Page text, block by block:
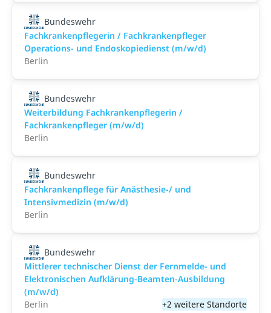
Bundeswehr
Fachkrankenpflegerin / Fachkrankenpfleger
Operations- und Endoskopiedienst (m/w/d)
Berlin
Bundeswehr
Weiterbildung Fachkrankenpflegerin /
Fachkrankenpfleger (m/w/d)
Berlin
Bundeswehr
Fachkrankenpflege für Anästhesie-/ und
Intensivmedizin (m/w/d)
Berlin
Bundeswehr
Mittlerer technischer Dienst der Fernmelde- und
Elektronischen Aufklärung-Beamten-Ausbildung
(m/w/d)
Berlin
+2 weitere Standorte